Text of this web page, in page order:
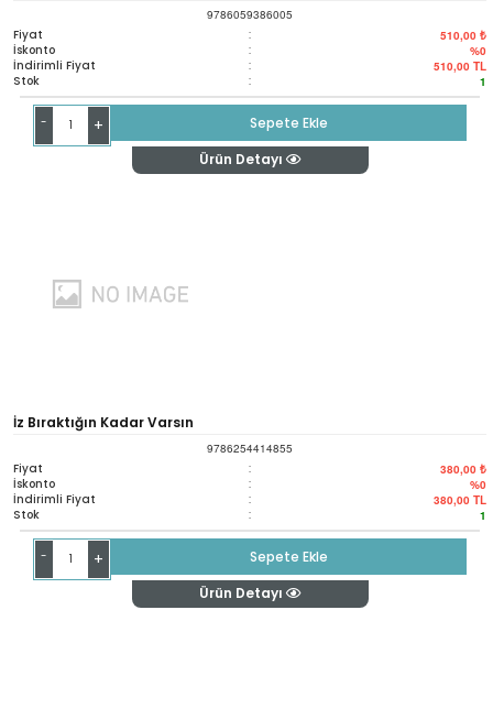
9786059386005
Fiyat : 510,00 ₺
İskonto : %0
İndirimli Fiyat : 510,00 TL
Stok : 1
- +
Sepete Ekle
Ürün Detayı
İz Bıraktığın Kadar Varsın
9786254414855
Fiyat : 380,00 ₺
İskonto : %0
İndirimli Fiyat : 380,00 TL
Stok : 1
- +
Sepete Ekle
Ürün Detayı